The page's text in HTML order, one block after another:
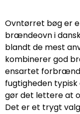
Ovntørret bøg er
brændeovn i
blandt de mest
kombinerer god
ensartet
fugtigheden typisk
gør det lettere at
Det er et trygt